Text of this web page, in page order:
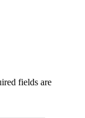
fields are